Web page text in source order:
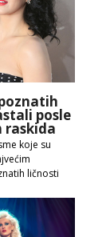
posle
raskida
koje su
ličnosti